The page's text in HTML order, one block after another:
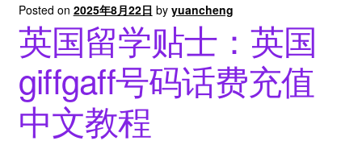
Posted on 2025年8月22日 by yuancheng
英国留学贴士：英国
giffgaff号码话费充值
中文教程